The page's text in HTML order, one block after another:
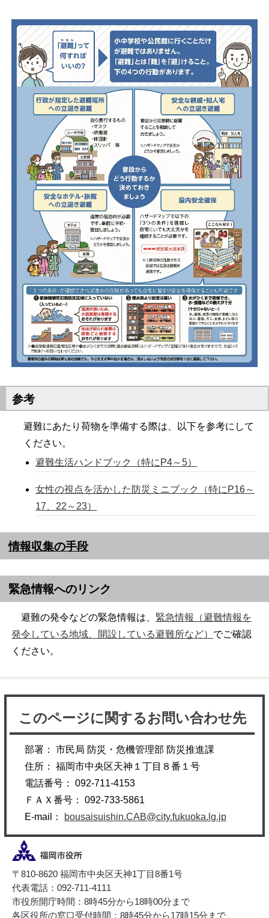
参考
避難にあたり荷物を準備する際は、以下を参考にして
ください。
避難生活ハンドブック（特にP4～5）
女性の視点を活かした防災ミニブック（特にP16～
17、22～23）
情報収集の手段
緊急情報へのリンク
避難の発令などの緊急情報は、 緊急情報（避難情報を
発令している地域、開設している避難所など） でご確認
ください。
このページに関するお問い合わせ先
部署： 市民局 防災・危機管理部 防災推進課
住所： 福岡市中央区天神１丁目８番１号
電話番号： 092-711-4153
ＦＡＸ番号： 092-733-5861
E-mail：
bousaisuishin.CAB@city.fukuoka.lg.jp
〒810-8620 福岡市中央区天神1丁目8番1号
代表電話：092-711-4111
市役所開庁時間：8時45分から18時00分まで
各区役所の窓口受付時間：8時45分から17時15分まで